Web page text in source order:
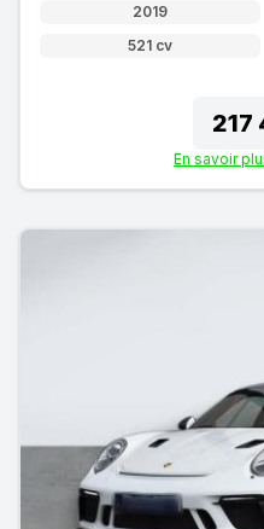
2019
521 cv
217
En savoir